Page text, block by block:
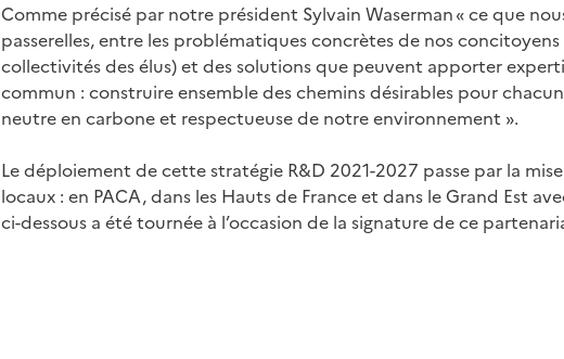
Comme précisé par notre président Sylvain Waserman « ce que
passerelles, entre les problématiques concrètes de nos
collectivités des élus) et des solutions que peuvent apporter
commun : construire ensemble des chemins désirables pour
neutre en carbone et respectueuse de notre environnement ».
Le déploiement de cette stratégie R&D 2021-2027 passe par la
locaux : en PACA, dans les Hauts de France et dans le Grand Est
ci-dessous a été tournée à l’occasion de la signature de ce